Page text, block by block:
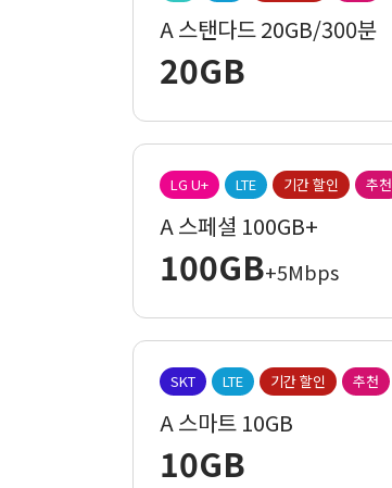
A 스탠다드 20GB/300분
20GB
LG U+ LTE 기간 할인 추천
A 스페셜 100GB+
100GB+5Mbps
SKT LTE 기간 할인 추천
A 스마트 10GB
10GB